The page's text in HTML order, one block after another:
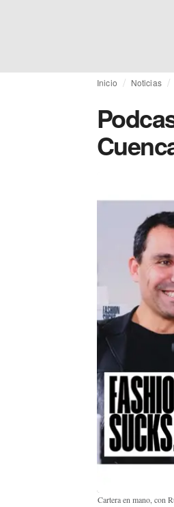
Inicio Noticias
Cartera en mano, con